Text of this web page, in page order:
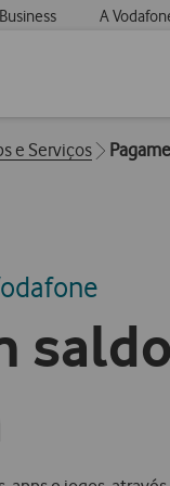
Business A
e Serviços